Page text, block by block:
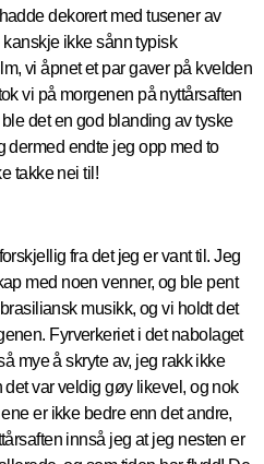
dekorert med tusener av
ikke sånn typisk
vi åpnet et par gaver på kvelden
vi på morgenen på nyttårsaften
det en god blanding av tyske
dermed endte jeg opp med to
takke nei til!
fra det jeg er vant til. Jeg
med noen venner, og ble pent
musikk, og vi holdt det
Fyrverkeriet i det nabolaget
mye å skryte av, jeg rakk ikke
var veldig gøy likevel, og nok
er ikke bedre enn det andre,
innså jeg at jeg nesten er